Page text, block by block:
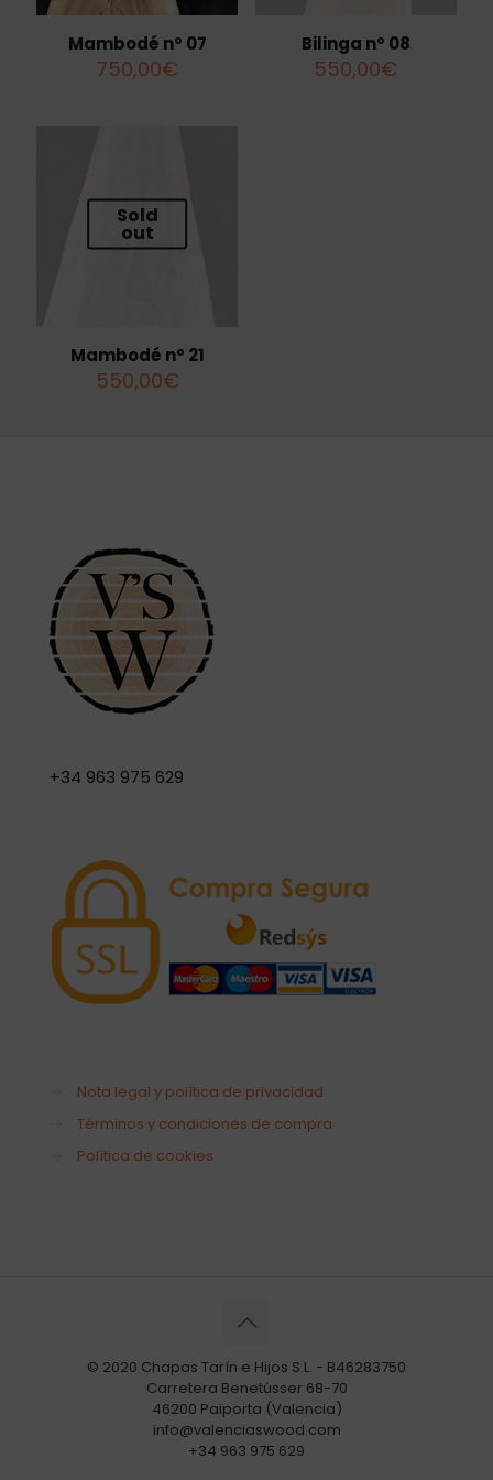
Mambodé nº 07
750,00€
Bilinga nº 08
550,00€
Sold
out
Mambodé nº 21
550,00€
+34 963 975 629
Nota legal y política de privacidad
Términos y condiciones de compra
Política de cookies
© 2020 Chapas Tarín e Hijos S.L. - B46283750
Carretera Benetússer 68-70
46200 Paiporta (Valencia)
info@valenciaswood.com
+34 963 975 629